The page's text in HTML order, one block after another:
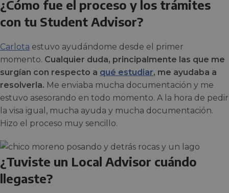
¿Cómo fue el proceso y los trámites
con tu Student Advisor?
Carlota estuvo ayudándome desde el primer
momento. Cualquier duda, principalmente las que me
surgían con respecto a qué estudiar, me ayudaba a
resolverla. Me enviaba mucha documentación y me
estuvo asesorando en todo momento. A la hora de pedir
la visa igual, mucha ayuda y mucha documentación.
Hizo el proceso muy sencillo.
¿Tuviste un Local Advisor cuándo
llegaste?